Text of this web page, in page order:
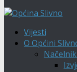
Vijesti
O Općini